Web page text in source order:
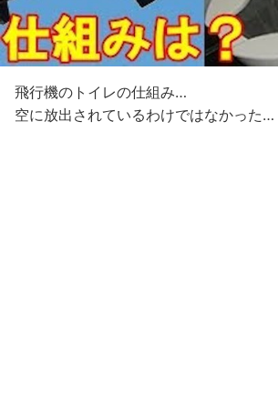
飛行機のトイレの仕組み…
空に放出されているわけではなかった…